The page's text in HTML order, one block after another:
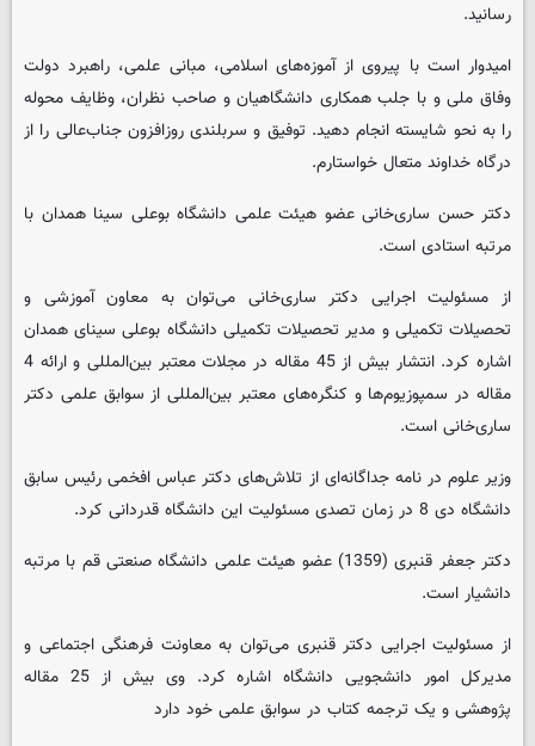
رسانید.
امیدوار است با پیروی از آموزه‌های اسلامی، مبانی علمی، راهبرد دولت
وفاق ملی و با جلب همکاری دانشگاهیان و صاحب نظران، وظایف محوله
را به نحو شایسته انجام دهید. توفیق و سربلندی روزافزون جناب‌عالی را از
درگاه خداوند متعال خواستارم.
دکتر حسن ساری‌خانی عضو هیئت علمی دانشگاه بوعلی سینا همدان با
مرتبه استادی است.
از مسئولیت اجرایی دکتر ساری‌خانی می‌توان به معاون آموزشی و
تحصیلات تکمیلی و مدیر تحصیلات تکمیلی دانشگاه بوعلی سینای همدان
اشاره کرد. انتشار بیش از 45 مقاله در مجلات معتبر بین‌المللی و ارائه 4
مقاله در سمپوزیوم‌ها و کنگره‌های معتبر بین‌المللی از سوابق علمی دکتر
ساری‌خانی است.
وزیر علوم در نامه جداگانه‌ای از تلاش‌های دکتر عباس افخمی رئیس سابق
دانشگاه دی 8 در زمان تصدی مسئولیت این دانشگاه قدردانی کرد.
دکتر جعفر قنبری (1359) عضو هیئت علمی دانشگاه صنعتی قم با مرتبه
دانشیار است.
از مسئولیت اجرایی دکتر قنبری می‌توان به معاونت فرهنگی اجتماعی و
مدیرکل امور دانشجویی دانشگاه اشاره کرد. وی بیش از 25 مقاله
پژوهشی و یک ترجمه کتاب در سوابق علمی خود دارد